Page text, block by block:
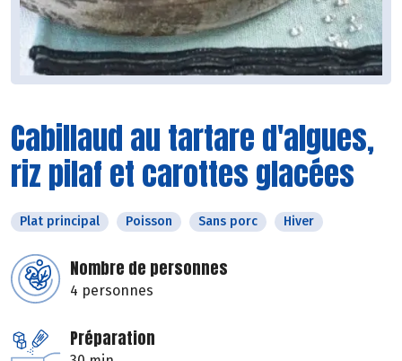
Cabillaud au tartare d'algues,
riz pilaf et carottes glacées
Plat principal Poisson Sans porc Hiver
Nombre de personnes
4 personnes
Préparation